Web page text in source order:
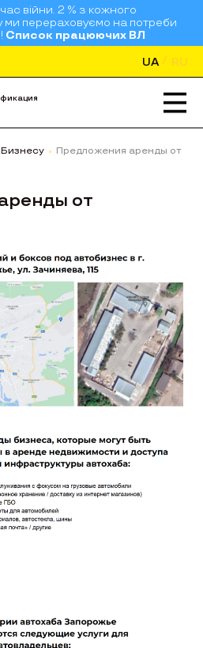
війни. 2 % з кожного
ми перераховуємо на потреби
Список працюючих ВЛ
UA RU
Бизнесу
Предложения аренды от
от